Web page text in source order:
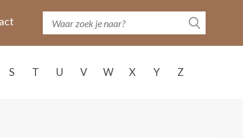
S T U V W X Y Z